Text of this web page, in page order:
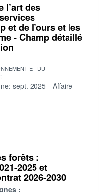
l’art des
et de l’ours et les
- Champ détaillé
ET DU
sept. 2025
Affaire
forêts :
2025 et
2026-2030